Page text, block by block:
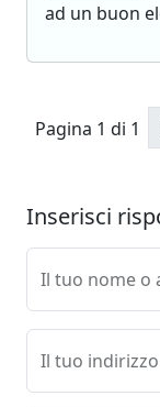
ad un buon
Pagina 1 di 1
Inserisci
Il tuo nome o
Il tuo